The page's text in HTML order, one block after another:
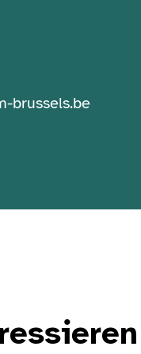
brussels.be